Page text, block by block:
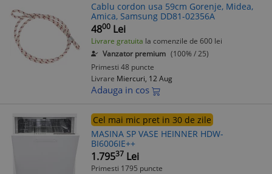
Cablu cordon usa 59cm Gorenje, Midea,
Amica, Samsung DD81-02356A
4800 Lei
Livrare gratuita la comenzile de 600 lei
Vanzator premium (100% / 25)
Primesti 48 puncte
Livrare Miercuri, 12 Aug
Adauga in cos
Cel mai mic pret in 30 de zile
MASINA SP VASE HEINNER HDW-
BI6006IE++
1.79537 Lei
Primesti 1795 puncte